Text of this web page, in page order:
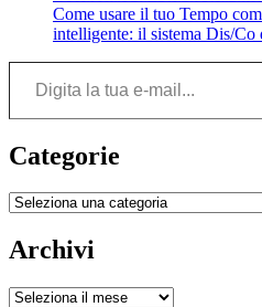
Come usare il tuo Tempo
intelligente: il sistema Dis/Co
Digita la tua e-mail...
Categorie
Categorie
Archivi
Archivi